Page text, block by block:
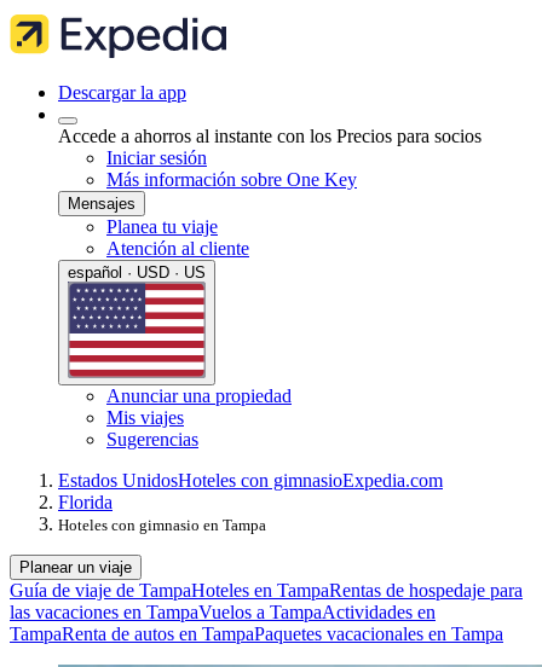
Descargar la app
Accede a ahorros al instante con los Precios para socios
Iniciar sesión
Más información sobre One Key
Mensajes
Planea tu viaje
Atención al cliente
español · USD · US
Anunciar una propiedad
Mis viajes
Sugerencias
Estados UnidosHoteles con gimnasioExpedia.com
Florida
Hoteles con gimnasio en Tampa
Planear un viaje
Guía de viaje de TampaHoteles en TampaRentas de hospedaje para
las vacaciones en TampaVuelos a TampaActividades en
TampaRenta de autos en TampaPaquetes vacacionales en Tampa